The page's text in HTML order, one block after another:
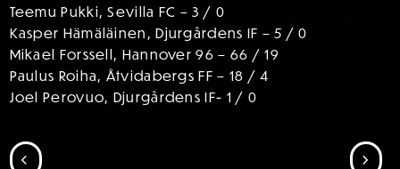
Teemu Pukki, Sevilla FC – 3 / 0
Kasper Hämäläinen, Djurgårdens IF – 5 / 0
Mikael Forssell, Hannover 96 – 66 / 19
Paulus Roiha, Åtvidabergs FF – 18 / 4
Joel Perovuo, Djurgårdens IF- 1 / 0
SIIRRY EDELLISEEN